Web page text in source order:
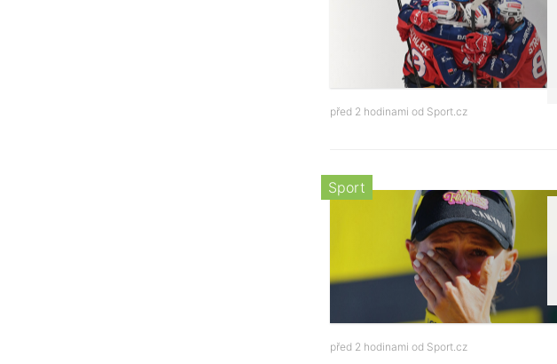
před 2 hodinami od Sport.cz
Sport
před 2 hodinami od Sport.cz